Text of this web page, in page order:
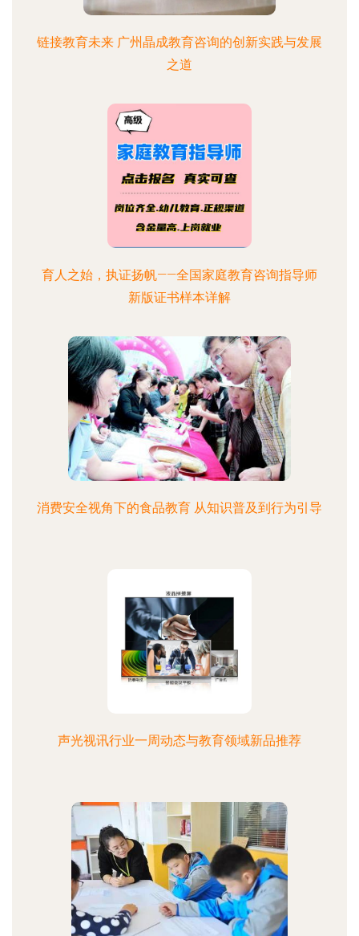
链接教育未来 广州晶成教育咨询的创新实践与发展
之道
育人之始，执证扬帆——全国家庭教育咨询指导师
新版证书样本详解
消费安全视角下的食品教育 从知识普及到行为引导
声光视讯行业一周动态与教育领域新品推荐